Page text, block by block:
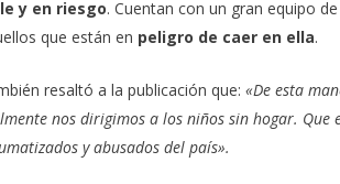
y en riesgo. Cuentan con un gran equipo
que están en peligro de caer en ella.
resaltó a la publicación que: «De esta
nos dirigimos a los niños sin hogar. Que
y abusados del país».